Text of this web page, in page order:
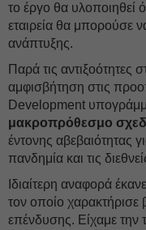
το έργο θα υλοποιηθεί
εταιρεία θα μπορούσε
ανάπτυξης.
Παρά τις αντιξοότητες
αμφισβήτηση στις
Development
μακροπρόθεσμο
έντονης αβεβαιότητας
πανδημία και τις
Ιδιαίτερη αναφορά
τον οποίο
επένδυσης. Είχαμε την